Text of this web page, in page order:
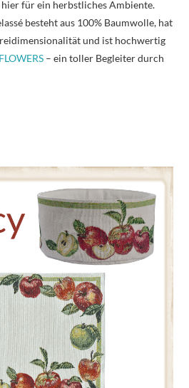
für ein herbstliches Ambiente.
besteht aus 100% Baumwolle, hat
und ist hochwertig
– ein toller Begleiter durch